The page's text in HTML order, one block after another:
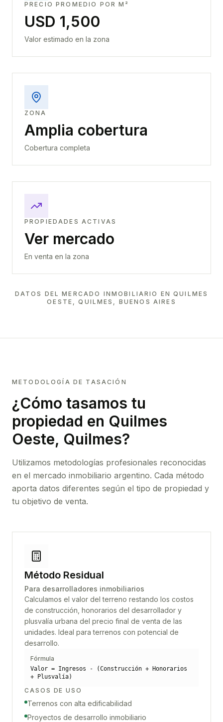
PRECIO PROMEDIO POR M²
USD 1,500
Valor estimado en la zona
ZONA
Amplia cobertura
Cobertura completa
PROPIEDADES ACTIVAS
Ver mercado
En venta en la zona
DATOS DEL MERCADO INMOBILIARIO ENQUILMES
OESTE, QUILMES, BUENOS AIRES
METODOLOGÍA DE TASACIÓN
¿Cómo tasamos tu
propiedad en Quilmes
Oeste, Quilmes?
Utilizamos metodologías profesionales reconocidas
en el mercado inmobiliario argentino. Cada método
aporta datos diferentes según el tipo de propiedad y
tu objetivo de venta.
Método Residual
Para desarrolladores inmobiliarios
Calculamos el valor del terreno restando los costos
de construcción, honorarios del desarrollador y
plusvalía urbana del precio final de venta de las
unidades. Ideal para terrenos con potencial de
desarrollo.
Fórmula
Valor = Ingresos - (Construcción + Honorarios
+ Plusvalía)
CASOS DE USO
Terrenos con alta edificabilidad
Proyectos de desarrollo inmobiliario